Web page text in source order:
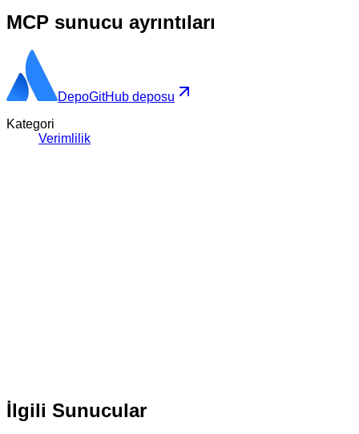
MCP sunucu ayrıntıları
DepoGitHub deposu
Kategori
Verimlilik
İlgili Sunucular